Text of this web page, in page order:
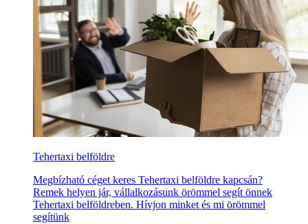
Tehertaxi belföldre
Megbízható céget keres Tehertaxi belföldre kapcsán?
Remek helyen jár, vállalkozásunk örömmel segít önnek
Tehertaxi belföldreben. Hívjon minket és mi örömmel
segítünk